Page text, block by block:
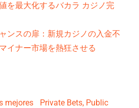
を最大化するバカラ カジノ完
ンスの扉：新規カジノの入金不
イナー市場を熱狂させる
mejores
Private Bets, Public